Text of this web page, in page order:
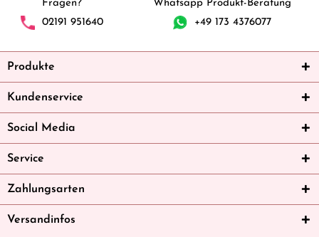
Fragen?
02191 951640
Whatsapp Produkt-Beratung
+49 173 4376077
Produkte
Kundenservice
Social Media
Service
Zahlungsarten
Versandinfos